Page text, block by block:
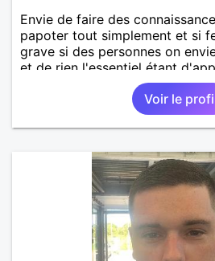
Envie de faire des
papoter tout simplement et si
grave si des personnes on
et de rien l'essentiel étant
connaitre, n'hésitez pas !
Voir le